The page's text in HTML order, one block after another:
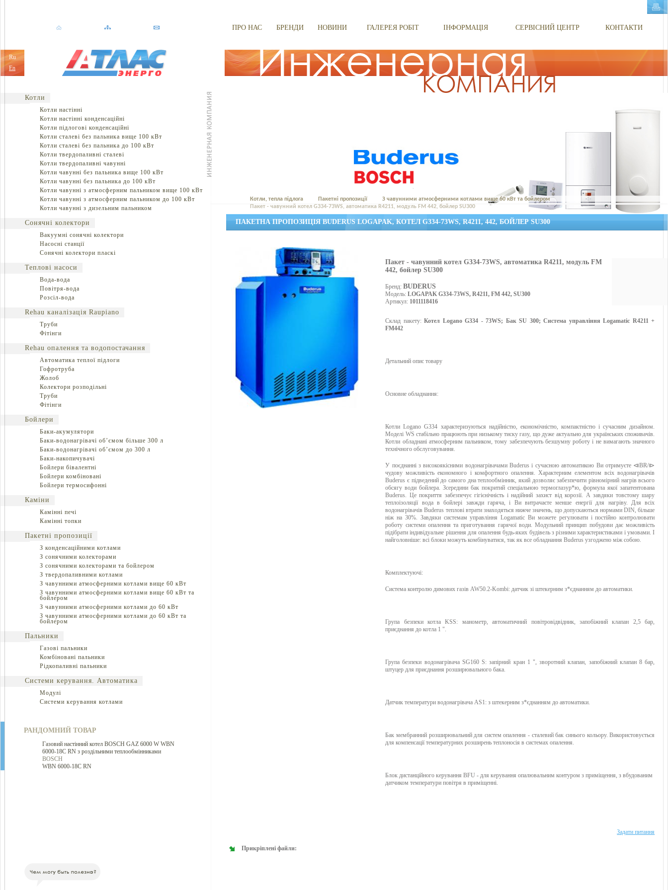
Ru
En
ПРО НАС БРЕНДИ НОВИНИ ГАЛЕРЕЯ РОБІТ ІНФОРМАЦІЯ СЕРВІСНИЙ ЦЕНТР КОНТАКТИ
Котли
Котли настінні
Котли настінні конденсаційні
Котли підлогові конденсаційні
Котли сталеві без пальника вище 100 кВт
Котли сталеві без пальника до 100 кВт
Котли твердопаливні сталеві
Котли твердопаливні чавунні
Котли чавунні без пальника вище 100 кВт
Котли чавунні без пальника до 100 кВт
Котли чавунні з атмосферним пальником вище 100 кВт
Котли чавунні з атмосферним пальником до 100 кВт
Котли чавунні з дизельним пальником
Сонячні колектори
Вакуумні сонячні колектори
Насосні станції
Сонячні колектори пласкі
Теплові насоси
Вода-вода
Повітря-вода
Розсіл-вода
Rehau каналізація Raupiano
Труби
Фітінги
Rehau опалення та водопостачання
Автоматика теплої підлоги
Гофротруба
Жолоб
Колектори розподільні
Труби
Фітінги
Бойлери
Баки-акумулятори
Баки-водонагрівачі об’ємом більше 300 л
Баки-водонагрівачі об’ємом до 300 л
Баки-накопичувачі
Бойлери бівалентні
Бойлери комбіновані
Бойлери термосифонні
Каміни
Камінні печі
Камінні топки
Пакетні пропозиції
З конденсаційними котлами
З сонячними колекторами
З сонячними колекторами та бойлером
З твердопаливними котлами
З чавунними атмосферними котлами вище 60 кВт
З чавунними атмосферними котлами вище 60 кВт та
бойлером
З чавунними атмосферними котлами до 60 кВт
З чавунними атмосферними котлами до 60 кВт та
бойлером
Пальники
Газові пальники
Комбіновані пальники
Рідкопаливні пальники
Системи керування. Автоматика
Модулі
Системи керування котлами
РАНДОМНИЙ ТОВАР
Газовий настінний котел BOSCH GAZ 6000 W WBN
6000-18C RN з роздільними теплообмінниками
BOSCH
WBN 6000-18C RN
Котли, тепла підлога Пакетні пропозиції
З чавунними атмосферними котлами вище 60 кВт та бойлером
Пакет - чавунний котел G334-73WS, автоматика R4211, модуль FM 442, бойлер SU300
ПАКЕТНА ПРОПОЗИЦІЯ BUDERUS LOGAPAK, КОТЕЛ G334-73WS, R4211, 442, БОЙЛЕР SU300
Пакет - чавунний котел G334-73WS, автоматика R4211, модуль FM
442, бойлер SU300
Бренд:BUDERUS
Модель:LOGAPAK G334-73WS, R4211, FM 442, SU300
Артикул: 1011118416
Склад пакету:Котел Logano G334 - 73WS; Бак SU 300; Система управління Logamatic R4211 +
FM442
Детальний опис товару
Основне обладнання:
Котли Logano G334 характеризуються надійністю, економічністю, компактністю і сучасним дизайном.
Моделі WS стабільно працюють при низькому тиску газу, що дуже актуально для українських споживачів.
Котли обладнані атмосферним пальником, тому забезпечують безшумну роботу і не вимагають значного
технічного обслуговування.
У поєднанні з високоякісними водонагрівачами Buderus і сучасною автоматикою Ви отримуєте ⧏BR/⧐
чудову можливість економного і комфортного опалення. Характерним елементом всіх водонагрівачів
Buderus є підведений до самого дна теплообмінник, який дозволяє забезпечити рівномірний нагрів всього
обсягу води бойлера. Зсередини бак покритий спеціальною термоглазур*ю, формула якої запатентована
Buderus. Це покриття забезпечує гігієнічність і надійний захист від корозії. А завдяки товстому шару
теплоізоляції вода в бойлері завжди гаряча, і Ви витрачаєте менше енергії для нагріву. Для всіх
водонагрівачів Buderus теплові втрати знаходяться нижче значень, що допускаються нормами DIN, більше
ніж на 30%. Завдяки системам управління Logamatic Ви можете регулювати і постійно контролювати
роботу системи опалення та приготування гарячої води. Модульний принцип побудови дає можливість
підібрати індивідуальне рішення для опалення будь-яких будівель з різними характеристиками і умовами. І
найголовніше: всі блоки можуть комбінуватися, так як все обладнання Buderus узгоджено між собою.
Комплектуючі:
Система контролю димових газів AW50.2-Kombi: датчик зі штекерним з*єднанням до автоматики.
Група безпеки котла KSS: манометр, автоматичний повітровідвідник, запобіжний клапан 2,5 бар,
приєднання до котла 1 ".
Група безпеки водонагрівача SG160 S: запірний кран 1 ", зворотний клапан, запобіжний клапан 8 бар,
штуцер для приєднання розширювального бака.
Датчик температури водонагрівача AS1: з штекерним з*єднанням до автоматики.
Бак мембранний розширювальний для систем опалення - сталевий бак синього кольору. Використовується
для компенсації температурних розширень теплоносія в системах опалення.
Блок дистанційного керування BFU - для керування опалювальним контуром з приміщення, з вбудованим
датчиком температури повітря в приміщенні.
Задати питання
Прикріплені файли: